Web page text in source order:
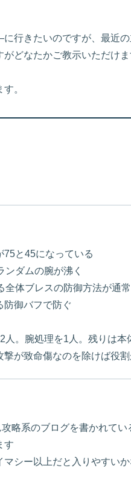
行きたいのですが、最近
がどなたかご教示いただけ
。
と45になっている
ダムの腕が沸く
体ブレスの防御方法が通
防御バフで防ぐ
人。腕処理を1人。残りは
撃が致命傷なのを除けば役
略系のブログを書かれて
す
シー以上だと入りやすい